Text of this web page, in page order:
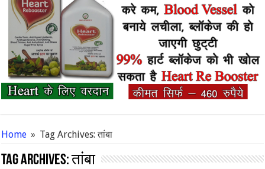
Home » Tag Archives: तांबा
Tag Archives:तांबा